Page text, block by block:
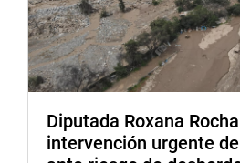
Diputada Roxana
intervención urgente